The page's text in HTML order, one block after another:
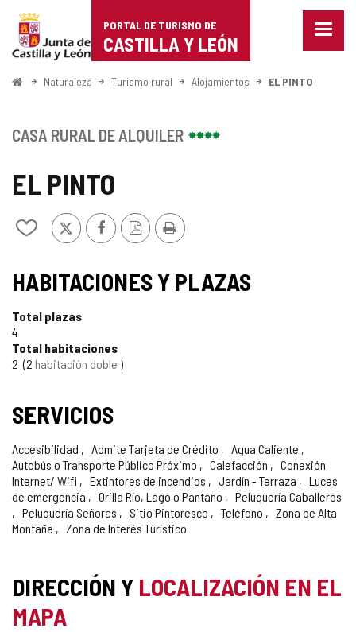
Portal
de
Turismo
Castilla
León
PORTAL DE TURISMO DE
CASTILLA Y LEÓN
Menu
InicioNaturaleza Turismo rural Alojamientos EL PINTO
EL PINTO
Añadir/quitar
cuadernos
X FacebookVersión
PDF
Imprimir
CASA RURAL DE ALQUILER
HABITACIONES Y PLAZAS
Total plazas
4
Total habitaciones
2 2 habitación doble
SERVICIOS
Accesibilidad Admite Tarjeta de Crédito
Agua Caliente
Autobús o Transporte Público Próximo
Calefacción
Conexión
Internet/ Wifi
Extintores de incendios Jardín - Terraza
Luces
de emergencia
Orilla Río, Lago o Pantano
Peluquería Caballeros
Peluquería Señoras
Sitio Pintoresco Teléfono
Zona de Alta
Montaña
Zona de Interés Turístico
DIRECCIÓN Y LOCALIZACIÓN EN EL
MAPA